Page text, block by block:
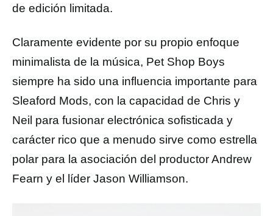
de edición limitada.
Claramente evidente por su propio enfoque
minimalista de la música, Pet Shop Boys
siempre ha sido una influencia importante para
Sleaford Mods, con la capacidad de Chris y
Neil para fusionar electrónica sofisticada y
carácter rico que a menudo sirve como estrella
polar para la asociación del productor Andrew
Fearn y el líder Jason Williamson.